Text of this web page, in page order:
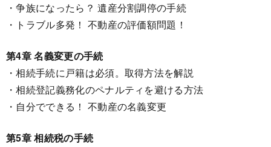
・争族になったら？ 遺産分割調停の手続
・トラブル多発！ 不動産の評価額問題！
第4章 名義変更の手続
・相続手続に戸籍は必須。取得方法を解説
・相続登記義務化のペナルティを避ける方法
・自分でできる！ 不動産の名義変更
第5章 相続税の手続